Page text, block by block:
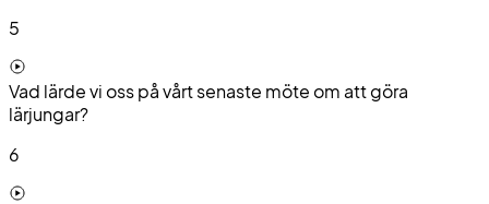
5
Vad lärde vi oss på vårt senaste möte om att göra
lärjungar?
6